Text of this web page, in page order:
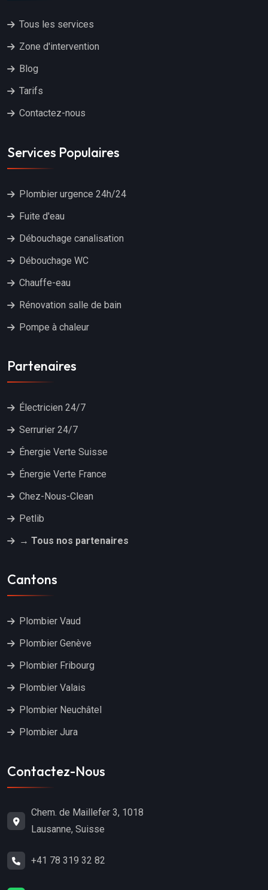
Tous les services
Zone d'intervention
Blog
Tarifs
Contactez-nous
Services Populaires
Plombier urgence 24h/24
Fuite d'eau
Débouchage canalisation
Débouchage WC
Chauffe-eau
Rénovation salle de bain
Pompe à chaleur
Partenaires
Électricien 24/7
Serrurier 24/7
Énergie Verte Suisse
Énergie Verte France
Chez-Nous-Clean
Petlib
→ Tous nos partenaires
Cantons
Plombier Vaud
Plombier Genève
Plombier Fribourg
Plombier Valais
Plombier Neuchâtel
Plombier Jura
Contactez-Nous
Chem. de Maillefer 3, 1018
Lausanne, Suisse
+41 78 319 32 82